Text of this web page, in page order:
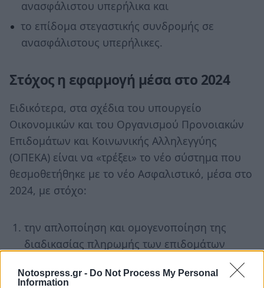
Notospress.gr - Do Not Process My Personal
Information
ανασφάλιστου υπερήλικα και
το επίδομα στεγαστικής συνδρομής σε
ανασφάλιστους υπερήλικες.
Στόχος η εφαρμογή μέσα στο 2024
Ειδικότερα, στα σχέδια του υπουργείο
Οικονομικών και του Οργανισμού Προνοιακών
Επιδομάτων και Κοινωνικής Αλληλεγγύης
(ΟΠΕΚΑ) είναι να «τρέξει» το νέο σύστημα που
θεσμοθετήθηκε με το νέο Ασφαλιστικό, μέσα στο
2024, με στόχο:
την απλοποίηση και ομογενοποίηση της
διαδικασίας πληρωμής των επιδομάτων
γραφειοκρατικό και διοικητικό κόστος